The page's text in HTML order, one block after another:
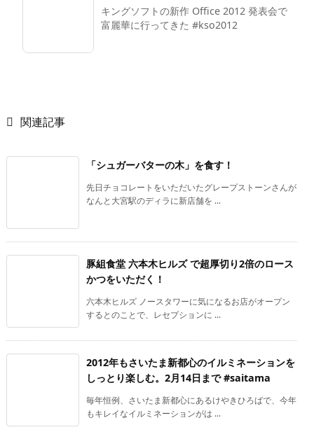
キングソフトの新作 Office 2012 発表会で
富麗華に行ってきた #kso2012
 関連記事
「シュガーバターの木」を食す！
先日チョコレートをいただいたグレープストーンさんが
なんと大宮駅のディラに新店舗を ...
豚組食堂 六本木ヒルズ で超厚切り2倍のロース
かつをいただく！
六本木ヒルズ ノースタワーに気になるお店がオープン
するとのことで、レセプションに ...
2012年もさいたま新都心のイルミネーションを
しっとり楽しむ。2月14日まで #saitama
毎年恒例、さいたま新都心にあるけやきひろばで、今年
もキレイなイルミネーションがは ...